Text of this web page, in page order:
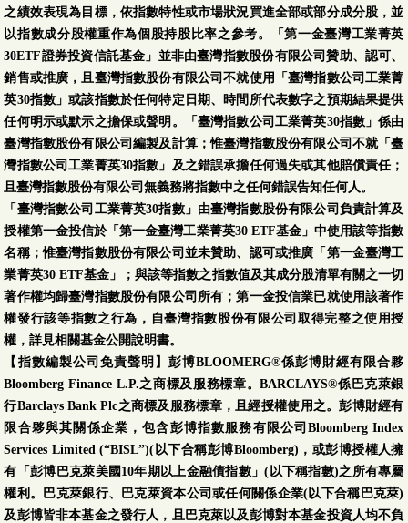
之績效表現為目標，依指數特性或市場狀況買進全部或部分成分股，並
以指數成分股權重作為個股持股比率之參考。「第一金臺灣工業菁英
30ETF證券投資信託基金」並非由臺灣指數股份有限公司贊助、認可、
銷售或推廣，且臺灣指數股份有限公司不就使用「臺灣指數公司工業菁
英30指數」或該指數於任何特定日期、時間所代表數字之預期結果提供
任何明示或默示之擔保或聲明。「臺灣指數公司工業菁英30指數」係由
臺灣指數股份有限公司編製及計算；惟臺灣指數股份有限公司不就「臺
灣指數公司工業菁英30指數」及之錯誤承擔任何過失或其他賠償責任；
且臺灣指數股份有限公司無義務將指數中之任何錯誤告知任何人。
「臺灣指數公司工業菁英30指數」由臺灣指數股份有限公司負責計算及
授權第一金投信於「第一金臺灣工業菁英30 ETF基金」中使用該等指數
名稱；惟臺灣指數股份有限公司並未贊助、認可或推廣「第一金臺灣工
業菁英30 ETF基金」；與該等指數之指數值及其成分股清單有關之一切
著作權均歸臺灣指數股份有限公司所有；第一金投信業已就使用該著作
權發行該等指數之行為，自臺灣指數股份有限公司取得完整之使用授
權，詳見相關基金公開說明書。
【指數編製公司免責聲明】彭博BLOOMERG®係彭博財經有限合夥
Bloomberg Finance L.P.之商標及服務標章。BARCLAYS®係巴克萊銀
行Barclays Bank Plc之商標及服務標章，且經授權使用之。彭博財經有
限合夥與其關係企業，包含彭博指數服務有限公司Bloomberg Index
Services Limited (“BISL”)(以下合稱彭博Bloomberg)，或彭博授權人擁
有「彭博巴克萊美國10年期以上金融債指數」(以下稱指數)之所有專屬
權利。巴克萊銀行、巴克萊資本公司或任何關係企業(以下合稱巴克萊)
及彭博皆非本基金之發行人，且巴克萊以及彭博對本基金投資人均不負